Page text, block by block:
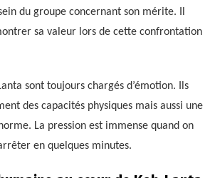
du groupe concernant son mérite. Il
sa valeur lors de cette confrontation
sont toujours chargés d’émotion. Ils
des capacités physiques mais aussi une
La pression est immense quand on
en quelques minutes.